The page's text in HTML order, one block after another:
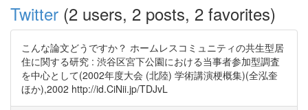
Twitter (2 users, 2 posts, 2 favorites)
こんな論文どうですか？ ホームレスコミュニティの共生型居
住に関する研究 : 渋谷区宮下公園における当事者参加型調査
を中心として(2002年度大会 (北陸) 学術講演梗概集)(全泓奎
ほか),2002 http://id.CiNii.jp/TDJvL